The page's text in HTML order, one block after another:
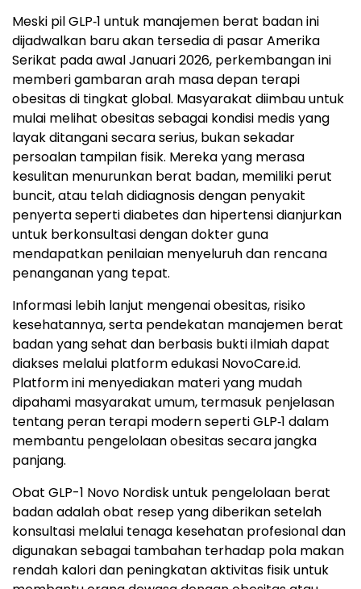
Meski pil GLP‑1 untuk manajemen berat badan ini
dijadwalkan baru akan tersedia di pasar Amerika
Serikat pada awal Januari 2026, perkembangan ini
memberi gambaran arah masa depan terapi
obesitas di tingkat global. Masyarakat diimbau untuk
mulai melihat obesitas sebagai kondisi medis yang
layak ditangani secara serius, bukan sekadar
persoalan tampilan fisik. Mereka yang merasa
kesulitan menurunkan berat badan, memiliki perut
buncit, atau telah didiagnosis dengan penyakit
penyerta seperti diabetes dan hipertensi dianjurkan
untuk berkonsultasi dengan dokter guna
mendapatkan penilaian menyeluruh dan rencana
penanganan yang tepat.
Informasi lebih lanjut mengenai obesitas, risiko
kesehatannya, serta pendekatan manajemen berat
badan yang sehat dan berbasis bukti ilmiah dapat
diakses melalui platform edukasi NovoCare.id.
Platform ini menyediakan materi yang mudah
dipahami masyarakat umum, termasuk penjelasan
tentang peran terapi modern seperti GLP‑1 dalam
membantu pengelolaan obesitas secara jangka
panjang.
Obat GLP-1 Novo Nordisk untuk pengelolaan berat
badan adalah obat resep yang diberikan setelah
konsultasi melalui tenaga kesehatan profesional dan
digunakan sebagai tambahan terhadap pola makan
rendah kalori dan peningkatan aktivitas fisik untuk